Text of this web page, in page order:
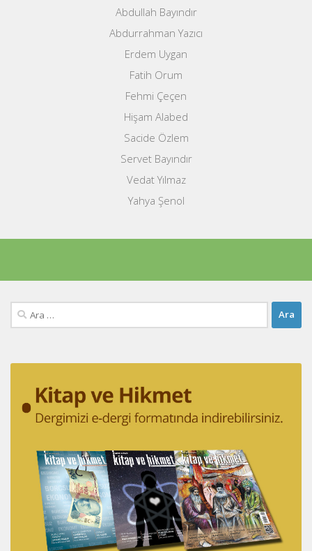
Abdullah Bayındır
Abdurrahman Yazıcı
Erdem Uygan
Fatih Orum
Fehmi Çeçen
Hişam Alabed
Sacide Özlem
Servet Bayındır
Vedat Yılmaz
Yahya Şenol
Arama: